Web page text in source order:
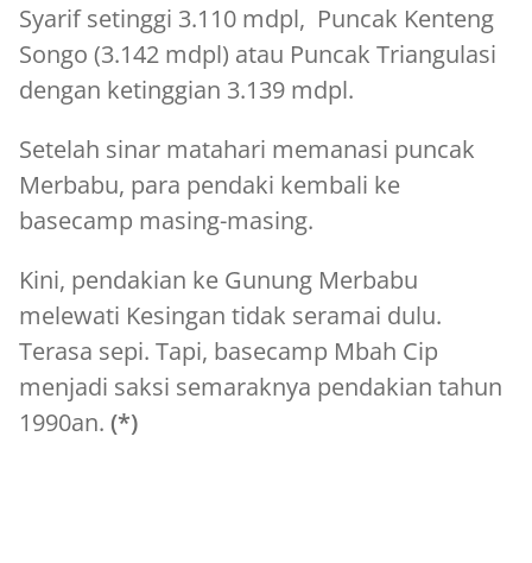
Syarif setinggi 3.110 mdpl, Puncak Kenteng
Songo (3.142 mdpl) atau Puncak Triangulasi
dengan ketinggian 3.139 mdpl.
Setelah sinar matahari memanasi puncak
Merbabu, para pendaki kembali ke
basecamp masing-masing.
Kini, pendakian ke Gunung Merbabu
melewati Kesingan tidak seramai dulu.
Terasa sepi. Tapi, basecamp Mbah Cip
menjadi saksi semaraknya pendakian tahun
1990an. (*)